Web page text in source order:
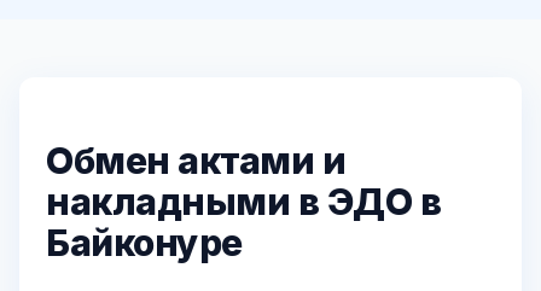
Обмен актами и
накладными в ЭДО в
Байконуре